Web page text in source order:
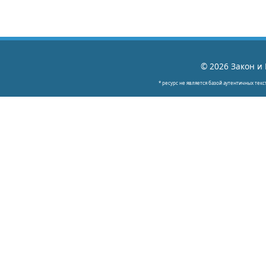
© 2026 Закон и
* ресурс не является базой аутентичных